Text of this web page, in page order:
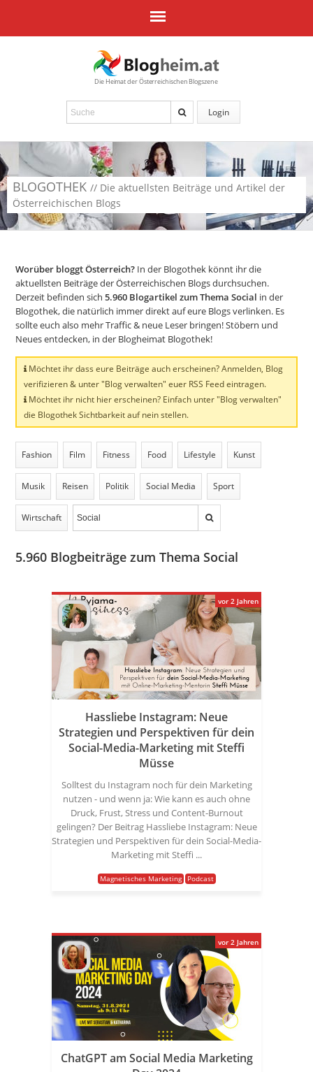
Die Heimat der Österreichischen Blogszene
Login
BLOGOTHEK // Die aktuellsten Beiträge und Artikel der
Österreichischen Blogs
Worüber bloggt Österreich? In der Blogothek könnt ihr die
aktuellsten Beiträge der Österreichischen Blogs durchsuchen.
Derzeit befinden sich5.960 Blogartikel zum Thema Social in der
Blogothek, die natürlich immer direkt auf eure Blogs verlinken. Es
sollte euch also mehr Traffic & neue Leser bringen! Stöbern und
Neues entdecken, in der Blogheimat Blogothek!
Möchtet ihr dass eure Beiträge auch erscheinen? Anmelden, Blog
verifizieren & unter "Blog verwalten" euer RSS Feed eintragen.
Möchtet ihr nicht hier erscheinen? Einfach unter "Blog verwalten"
die Blogothek Sichtbarkeit auf nein stellen.
Fashion Film Fitness Food Lifestyle Kunst
Musik Reisen Politik Social Media Sport
Wirtschaft
5.960 Blogbeiträge zum Thema Social
Hassliebe Instagram: Neue
Strategien und Perspektiven für dein
Social-Media-Marketing mit Steffi
Müsse
Solltest du Instagram noch für dein Marketing
nutzen - und wenn ja: Wie kann es auch ohne
Druck, Frust, Stress und Content-Burnout
gelingen? Der Beitrag Hassliebe Instagram: Neue
Strategien und Perspektiven für dein Social-Media-
Marketing mit Steffi ...
Magnetisches Marketing Podcast
vor 2 Jahren
ChatGPT am Social Media Marketing
vor 2 Jahren